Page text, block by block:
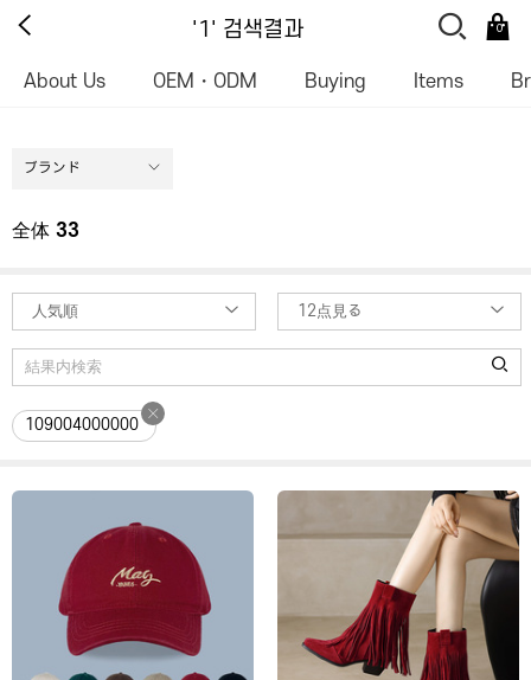
'1' 검색결과 0
About Us OEM・ODM Buying Items
ブランド
全体 33
人気順 12点見る
109004000000